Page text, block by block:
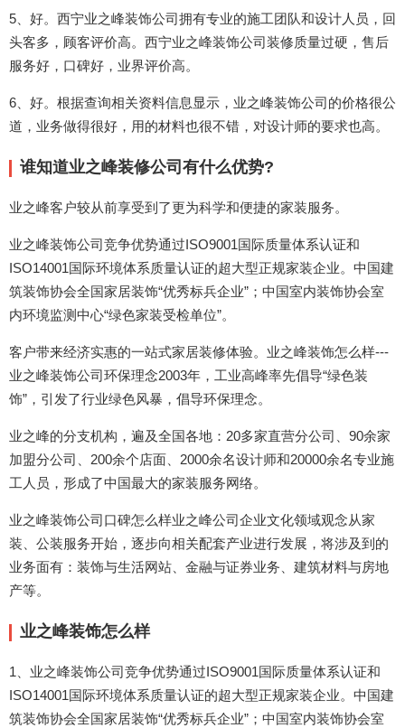
5、好。西宁业之峰装饰公司拥有专业的施工团队和设计人员，回
头客多，顾客评价高。西宁业之峰装饰公司装修质量过硬，售后
服务好，口碑好，业界评价高。
6、好。根据查询相关资料信息显示，业之峰装饰公司的价格很公
道，业务做得很好，用的材料也很不错，对设计师的要求也高。
谁知道业之峰装修公司有什么优势?
业之峰客户较从前享受到了更为科学和便捷的家装服务。
业之峰装饰公司竞争优势通过ISO9001国际质量体系认证和
ISO14001国际环境体系质量认证的超大型正规家装企业。中国建
筑装饰协会全国家居装饰“优秀标兵企业”；中国室内装饰协会室
内环境监测中心“绿色家装受检单位”。
客户带来经济实惠的一站式家居装修体验。业之峰装饰怎么样---
业之峰装饰公司环保理念2003年，工业高峰率先倡导“绿色装
饰”，引发了行业绿色风暴，倡导环保理念。
业之峰的分支机构，遍及全国各地：20多家直营分公司、90余家
加盟分公司、200余个店面、2000余名设计师和20000余名专业施
工人员，形成了中国最大的家装服务网络。
业之峰装饰公司口碑怎么样业之峰公司企业文化领域观念从家
装、公装服务开始，逐步向相关配套产业进行发展，将涉及到的
业务面有：装饰与生活网站、金融与证券业务、建筑材料与房地
产等。
业之峰装饰怎么样
1、业之峰装饰公司竞争优势通过ISO9001国际质量体系认证和
ISO14001国际环境体系质量认证的超大型正规家装企业。中国建
筑装饰协会全国家居装饰“优秀标兵企业”；中国室内装饰协会室